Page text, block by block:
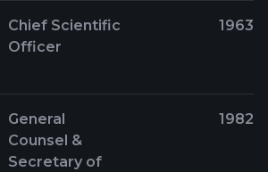
Chief Scientific
Officer
1963
General
Counsel &
Secretary of
1982